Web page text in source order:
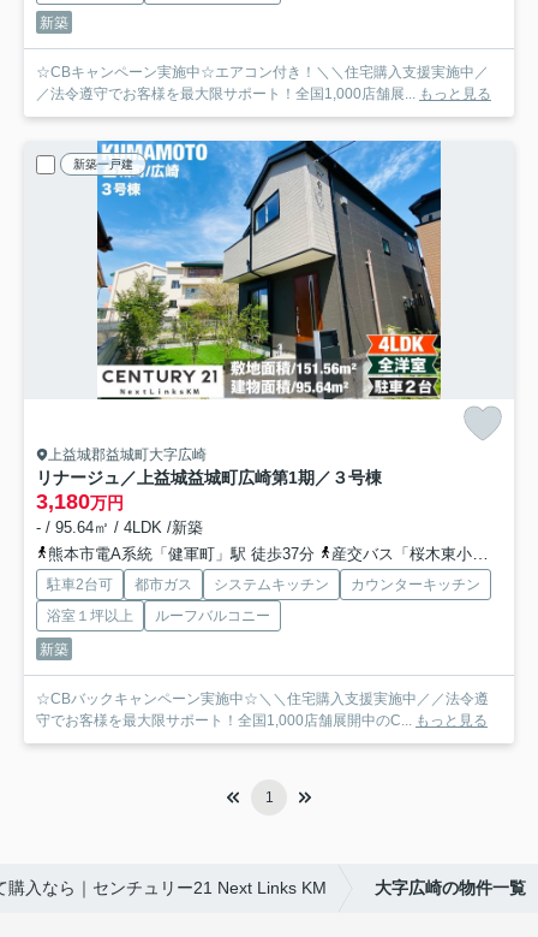
新築
☆CBキャンペーン実施中☆エアコン付き！＼＼住宅購入支援実施中／
／法令遵守でお客様を最大限サポート！全国1,000店舗展... もっと見る
新築一戸建
上益城郡益城町大字広崎
リナージュ／上益城益城町広崎第1期／３号棟
3,180万円
- / 95.64㎡ / 4LDK /新築
熊本市電A系統「健軍町」駅 徒歩37分
産交バス「桜木東小学校前」バス停下車 徒歩5分
駐車2台可 都市ガス システムキッチン
カウンターキッチン
浴室１坪以上
ルーフバルコニー
新築
☆CBバックキャンペーン実施中☆＼＼住宅購入支援実施中／／法令遵
守でお客様を最大限サポート！全国1,000店舗展開中のC... もっと見る
1
購入なら｜センチュリー21 Next Links KM 大字広崎の物件一覧